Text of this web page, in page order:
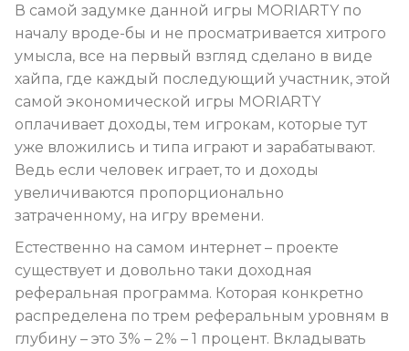
В самой задумке данной игры MORIARTY по
началу вроде-бы и не просматривается хитрого
умысла, все на первый взгляд сделано в виде
хайпа, где каждый последующий участник, этой
самой экономической игры MORIARTY
оплачивает доходы, тем игрокам, которые тут
уже вложились и типа играют и зарабатывают.
Ведь если человек играет, то и доходы
увеличиваются пропорционально
затраченному, на игру времени.
Естественно на самом интернет – проекте
существует и довольно таки доходная
реферальная программа. Которая конкретно
распределена по трем реферальным уровням в
глубину – это 3% – 2% – 1 процент. Вкладывать